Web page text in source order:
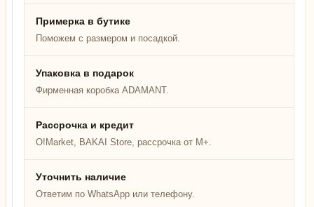
Примерка в бутике
Поможем с размером и посадкой.
Упаковка в подарок
Фирменная коробка ADAMANT.
Рассрочка и кредит
O!Market, BAKAI Store, рассрочка от M+.
Уточнить наличие
Ответим по WhatsApp или телефону.